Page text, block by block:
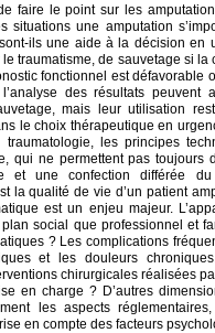
faire le point sur les
situations une amputation
ils une aide à la décision en
traumatisme, de sauvetage si
fonctionnel est défavorable
des résultats peuvent
mais leur utilisation
le choix thérapeutique en
les principes
qui ne permettent pas
et une confection différée
la qualité de vie d’un patient
est un enjeu majeur.
plan social que professionnel et
? Les complications
et les douleurs
chirurgicales réalisées
en charge ? D’autres
les aspects
en compte des facteurs